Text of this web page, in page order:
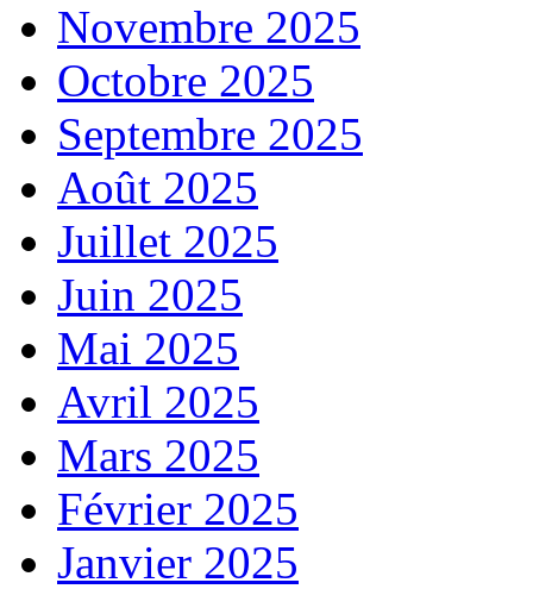
Novembre 2025
Octobre 2025
Septembre 2025
Août 2025
Juillet 2025
Juin 2025
Mai 2025
Avril 2025
Mars 2025
Février 2025
Janvier 2025